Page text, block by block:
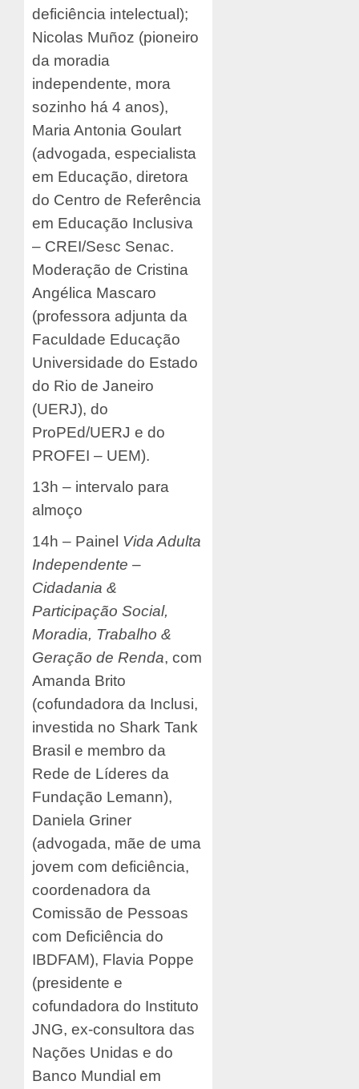
deficiência intelectual);
Nicolas Muñoz (pioneiro
da moradia
independente, mora
sozinho há 4 anos),
Maria Antonia Goulart
(advogada, especialista
em Educação, diretora
do Centro de Referência
em Educação Inclusiva
– CREI/Sesc Senac.
Moderação de Cristina
Angélica Mascaro
(professora adjunta da
Faculdade Educação
Universidade do Estado
do Rio de Janeiro
(UERJ), do
ProPEd/UERJ e do
PROFEI – UEM).
13h – intervalo para
almoço
14h – Painel Vida Adulta
Independente –
Cidadania &
Participação Social,
Moradia, Trabalho &
Geração de Renda, com
Amanda Brito
(cofundadora da Inclusi,
investida no Shark Tank
Brasil e membro da
Rede de Líderes da
Fundação Lemann),
Daniela Griner
(advogada, mãe de uma
jovem com deficiência,
coordenadora da
Comissão de Pessoas
com Deficiência do
IBDFAM), Flavia Poppe
(presidente e
cofundadora do Instituto
JNG, ex-consultora das
Nações Unidas e do
Banco Mundial em